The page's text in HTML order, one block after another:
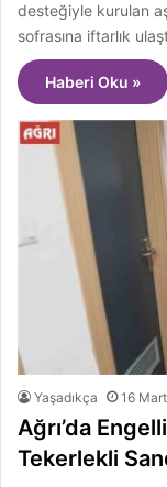
desteğiyle kurulan
sofrasına iftarlık
Haberi Oku »
Yaşadıkça 16
Ağrı’da
Tekerlekli